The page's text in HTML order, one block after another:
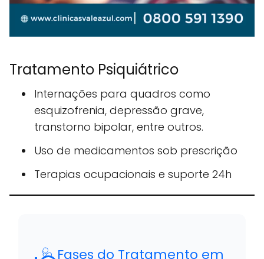
Tratamento Psiquiátrico
Internações para quadros como
esquizofrenia, depressão grave,
transtorno bipolar, entre outros.
Uso de medicamentos sob prescrição
Terapias ocupacionais e suporte 24h
🩺 Fases do Tratamento em